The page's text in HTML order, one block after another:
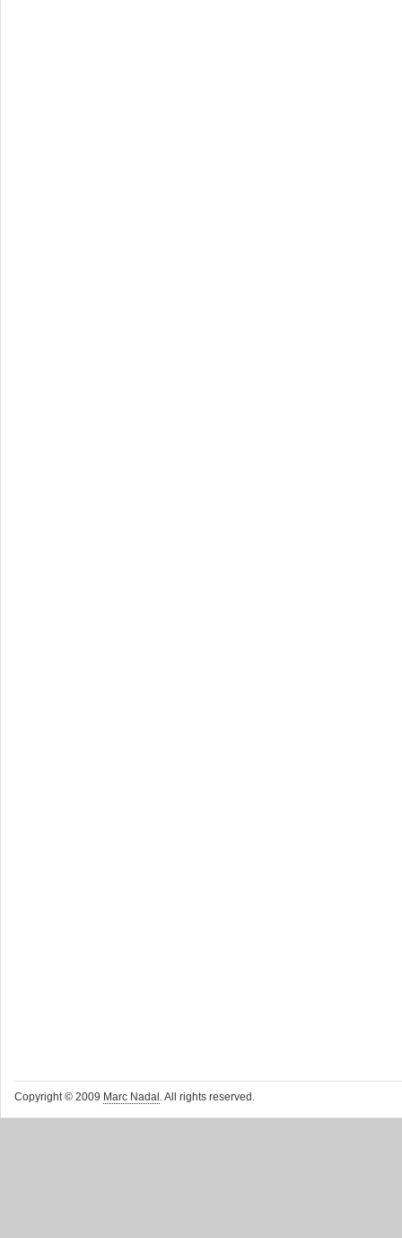
Copyright © 2009 Marc Nadal . All rights reserved.